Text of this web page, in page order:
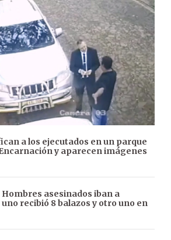
a los ejecutados en un parque
y aparecen imágenes
asesinados iban a
recibió 8 balazos y otro uno en